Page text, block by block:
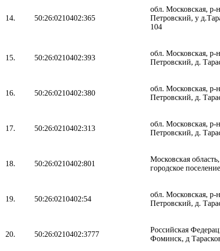
14. 50:26:0210402:365
обл. Московская,
Петровский, у
104
15. 50:26:0210402:393
обл. Московская,
Петровский, д.
16. 50:26:0210402:380
обл. Московская,
Петровский, д.
17. 50:26:0210402:313
обл. Московская,
Петровский, д.
18. 50:26:0210402:801
Московская
городское
19. 50:26:0210402:54
обл. Московская,
Петровский, д.
20. 50:26:0210402:3777
Российская
Фоминск, д